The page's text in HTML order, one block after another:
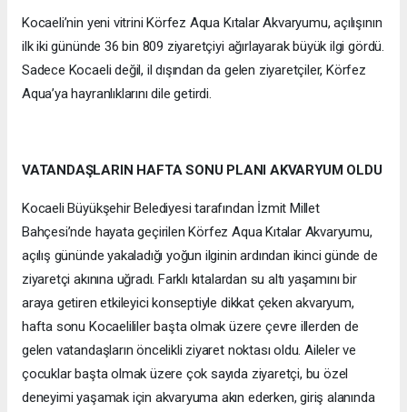
Kocaeli’nin yeni vitrini Körfez Aqua Kıtalar Akvaryumu, açılışının
ilk iki gününde 36 bin 809 ziyaretçiyi ağırlayarak büyük ilgi gördü.
Sadece Kocaeli değil, il dışından da gelen ziyaretçiler, Körfez
Aqua’ya hayranlıklarını dile getirdi.
VATANDAŞLARIN HAFTA SONU PLANI AKVARYUM OLDU
Kocaeli Büyükşehir Belediyesi tarafından İzmit Millet
Bahçesi’nde hayata geçirilen Körfez Aqua Kıtalar Akvaryumu,
açılış gününde yakaladığı yoğun ilginin ardından ikinci günde de
ziyaretçi akınına uğradı. Farklı kıtalardan su altı yaşamını bir
araya getiren etkileyici konseptiyle dikkat çeken akvaryum,
hafta sonu Kocaelililer başta olmak üzere çevre illerden de
gelen vatandaşların öncelikli ziyaret noktası oldu. Aileler ve
çocuklar başta olmak üzere çok sayıda ziyaretçi, bu özel
deneyimi yaşamak için akvaryuma akın ederken, giriş alanında